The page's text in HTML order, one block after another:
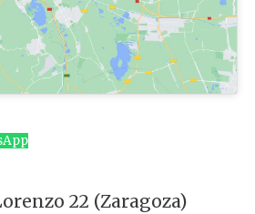
22 (Zaragoza)